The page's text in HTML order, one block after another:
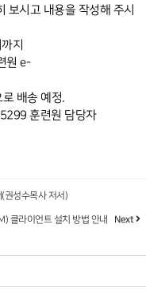
보시고 내용을 작성해 주시
지
원 e-
배송 예정.
훈련원 담당자
(권성수목사 저서)
클라이언트 설치 방법 안내 Next